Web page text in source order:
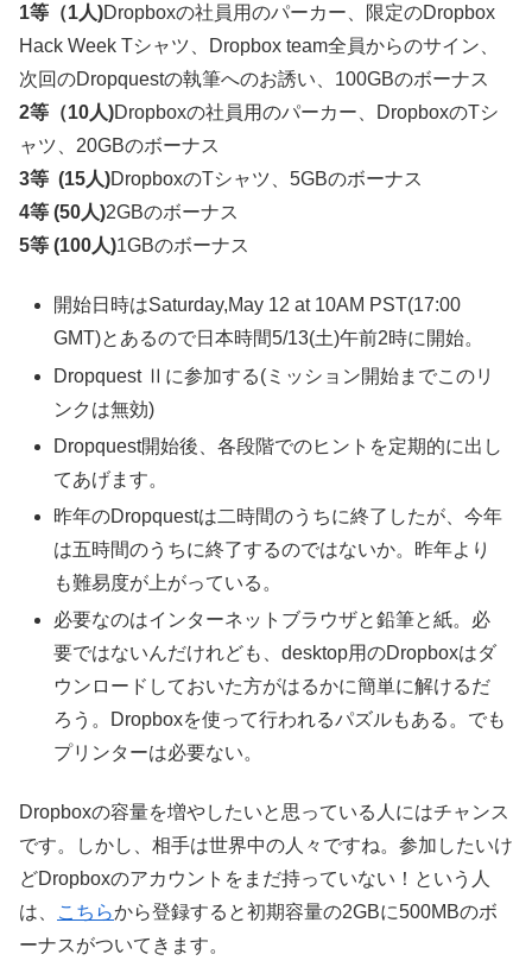
1等（1人)Dropboxの社員用のパーカー、限定のDropbox
Hack Week Tシャツ、Dropbox team全員からのサイン、
次回のDropquestの執筆へのお誘い、100GBのボーナス
2等（10人)Dropboxの社員用のパーカー、DropboxのTシ
ャツ、20GBのボーナス
3等 (15人)DropboxのTシャツ、5GBのボーナス
4等 (50人)2GBのボーナス
5等 (100人)1GBのボーナス
開始日時はSaturday,May 12 at 10AM PST(17:00
GMT)とあるので日本時間5/13(土)午前2時に開始。
Dropquest Ⅱに参加する(ミッション開始までこのリ
ンクは無効)
Dropquest開始後、各段階でのヒントを定期的に出し
てあげます。
昨年のDropquestは二時間のうちに終了したが、今年
は五時間のうちに終了するのではないか。昨年より
も難易度が上がっている。
必要なのはインターネットブラウザと鉛筆と紙。必
要ではないんだけれども、desktop用のDropboxはダ
ウンロードしておいた方がはるかに簡単に解けるだ
ろう。Dropboxを使って行われるパズルもある。でも
プリンターは必要ない。
Dropboxの容量を増やしたいと思っている人にはチャンス
です。しかし、相手は世界中の人々ですね。参加したいけ
どDropboxのアカウントをまだ持っていない！という人
は、
こちらから登録すると初期容量の2GBに500MBのボ
ーナスがついてきます。